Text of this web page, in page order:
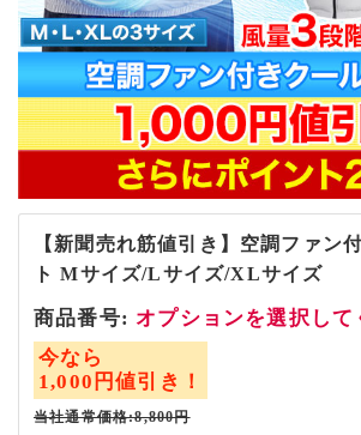
【新聞売れ筋値引き】空調ファン
ト Mサイズ/Lサイズ/XLサイズ
商品番号: オプションを選択して
今なら
1,000円値引き！
当社通常価格:8,800円